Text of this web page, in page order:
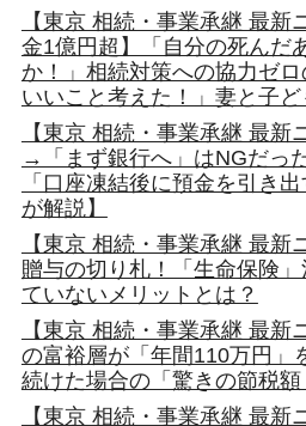
【東京 相続・事業承継 最新
金1億円超】「自分の死んだ
か！」相続対策への協力ゼ
いいこと考えた！」妻と子
【東京 相続・事業承継 最新
→「まず銀行へ」はNGだっ
「口座凍結後に預金を引き
が解説】
【東京 相続・事業承継 最新
贈与の切り札！「生命保険
ていないメリットとは？
【東京 相続・事業承継 最新
の富裕層が「年間110万円
続けた場合の「驚きの節税額
【東京 相続・事業承継 最新